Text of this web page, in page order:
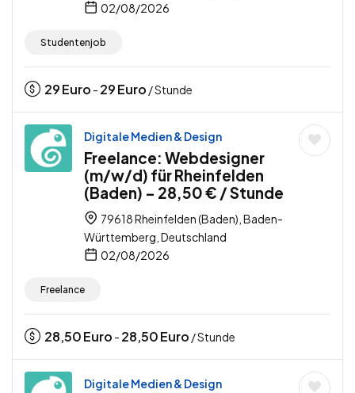
02/08/2026
Studentenjob
29Euro - 29Euro / Stunde
Digitale Medien & Design
Freelance: Webdesigner
(m/w/d) für Rheinfelden
(Baden) – 28,50 € / Stunde
79618 Rheinfelden (Baden), Baden-
Württemberg, Deutschland
02/08/2026
Freelance
28,50Euro - 28,50Euro / Stunde
Digitale Medien & Design